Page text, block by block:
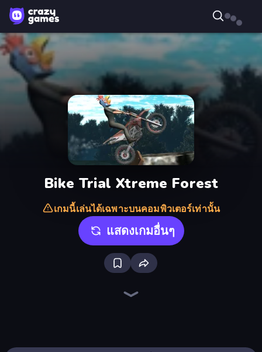
Bike Trial Xtreme Forest
เกมนี้เล่นได้เฉพาะบนคอมพิวเตอร์เท่านั้น
แสดงเกมอื่นๆ